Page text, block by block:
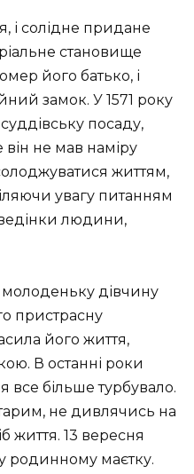
і солідне придане
становище
його батько, і
замок. У 1571 року
посаду,
він не мав наміру
життям,
увагу питанням
людини,
молоденьку дівчину
пристрасну
його життя,
В останні роки
все більше турбувало.
не дивлячись на
життя. 13 вересня
родинному маєтку.